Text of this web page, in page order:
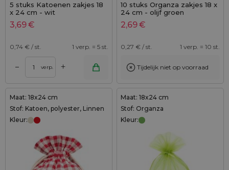
5 stuks Katoenen zakjes 18
x 24 cm - wit
3,69€
0,74 € / st. 1 verp. = 5 st.
– verp. +
10 stuks Organza zakjes 18 x
24 cm - olijf groen
2,69€
0,27 € / st. 1 verp. = 10 st.
Tijdelijk niet op voorraad
Maat: 18x24 cm
Stof: Katoen, polyester, Linnen
Kleur:
Maat: 18x24 cm
Stof: Organza
Kleur: